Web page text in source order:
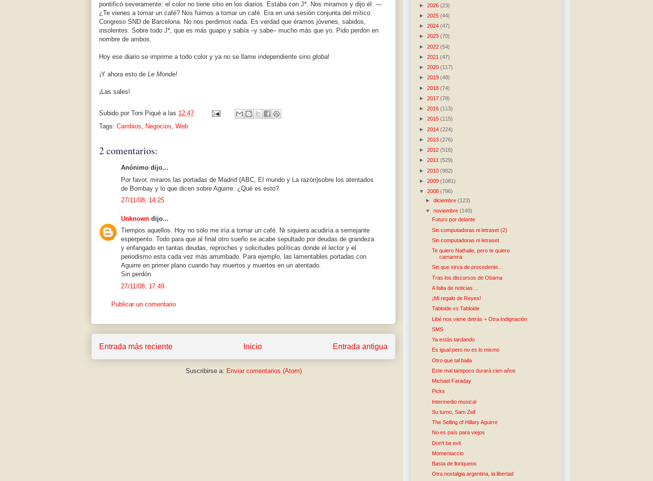
pontificó severamente: el color no tiene sitio en los diarios. Estaba con J*. Nos miramos y dijo él: —
¿Te vienes a tomar un café? Nos fuimos a tomar un café. Era en una sesión conjunta del mítico
Congreso SND de Barcelona. No nos perdimos nada. Es verdad que éramos jóvenes, sabidos,
insolentes. Sobre todo J*, que es más guapo y sabía –y sabe– mucho más que yo. Pido perdón en
nombre de ambos.
Hoy ese diario se imprime a todo color y ya no se llame independiente sino global.
¡Y ahora esto de Le Monde!
¡Las sales!
Subido por Toni Piqué a las 12:47
Tags: Cambios, Negocios, Web
2 comentarios:
Anónimo dijo...
Por favor, miraros las portadas de Madrid (ABC, El mundo y La razón)sobre los atentados
de Bombay y lo que dicen sobre Aguirre. ¿Qué es esto?
27/11/08, 14:25
Unknown dijo...
Tiempos aquellos. Hoy no sólo me iría a tomar un café. Ni siquiera acudiría a semejante
esperpento. Todo para que al final otro sueño se acabe sepultado por deudas de grandeza
y enfangado en tantas deudas, reproches y solicitudes políticas donde el lector y el
periodismo esta cada vez más arrumbado. Para ejemplo, las lamentables portadas con
Aguirre en primer plano cuando hay muertos y muertos en un atentado.
Sin perdón
27/11/08, 17:49
Publicar un comentario
Entrada más reciente Entrada antigua
Inicio
Suscribirse a: Enviar comentarios (Atom)
► 2026 (23)
► 2025 (44)
► 2024 (47)
► 2023 (70)
► 2022 (54)
► 2021 (47)
► 2020 (117)
► 2019 (48)
► 2018 (74)
► 2017 (78)
► 2016 (113)
► 2015 (115)
► 2014 (224)
► 2013 (276)
► 2012 (516)
► 2011 (529)
► 2010 (982)
► 2009 (1081)
▼ 2008 (796)
►diciembre(123)
▼noviembre(140)
Futuro por delante
Sin computadoras ni letraset (2)
Sin computadoras ni letraset
Te quiero Nathalie, pero te quiero
camarera
Sin que sirva de precedente…
Tras los discursos de Obama
A falta de noticias…
¡Mi regalo de Reyes!
Tabloide vs Tabloide
Libé nos viene detrás + Otra Indignación
SMS
Ya estás tardando
Es igual pero no es lo mismo
Otro que tal baila
Este mal tampoco durará cien años
Michael Faraday
Picks
Intermedio musical
Su turno, Sam Zell
The Selling of Hillary Aguirre
No es país para viejos
Don't be evil
Momentaccio
Basta de lloriqueos
Otra nostalgia argentina, la libertad